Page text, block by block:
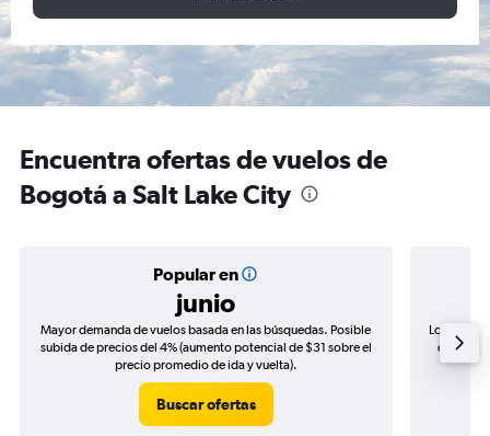
Encuentra ofertas de vuelos de
Bogotá a Salt Lake City
Popular en
junio
Mayor demanda de vuelos basada en las búsquedas. Posible
subida de precios del 4% (aumento potencial de $31 sobre el
precio promedio de ida y vuelta).
Buscar ofertas
Los
de